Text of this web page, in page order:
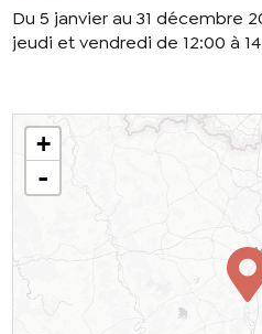
Du 5 janvier au 31 décembre
jeudi et vendredi de 12:00 à
+
-
En cochant cette case,
informations saisies
permettre de me